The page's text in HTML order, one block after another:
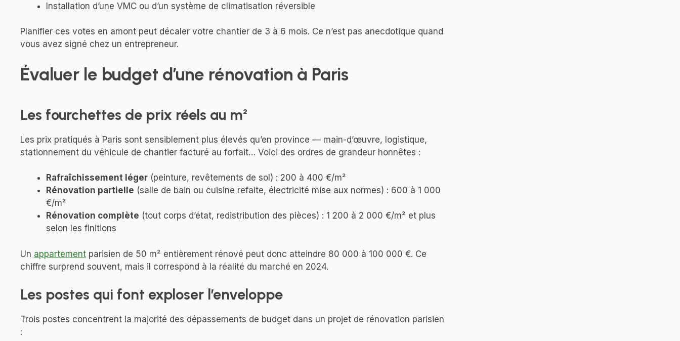
Installation d’une VMC ou d’un système de climatisation réversible
Planifier ces votes en amont peut décaler votre chantier de 3 à 6 mois. Ce n’est pas anecdotique quand
vous avez signé chez un entrepreneur.
Évaluer le budget d’une rénovation à Paris
Les fourchettes de prix réels au m²
Les prix pratiqués à Paris sont sensiblement plus élevés qu’en province — main-d’œuvre, logistique,
stationnement du véhicule de chantier facturé au forfait… Voici des ordres de grandeur honnêtes :
Rafraîchissement léger (peinture, revêtements de sol) : 200 à 400 €/m²
Rénovation partielle (salle de bain ou cuisine refaite, électricité mise aux normes) : 600 à 1 000
€/m²
Rénovation complète (tout corps d’état, redistribution des pièces) : 1 200 à 2 000 €/m² et plus
selon les finitions
Un appartement parisien de 50 m² entièrement rénové peut donc atteindre 80 000 à 100 000 €. Ce
chiffre surprend souvent, mais il correspond à la réalité du marché en 2024.
Les postes qui font exploser l’enveloppe
Trois postes concentrent la majorité des dépassements de budget dans un projet de rénovation parisien
: